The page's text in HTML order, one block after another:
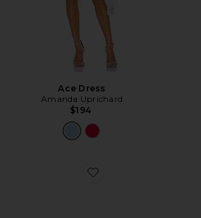
Ace Dress
Amanda Uprichard
$194
Favorite XA Pro 3D Sneaker